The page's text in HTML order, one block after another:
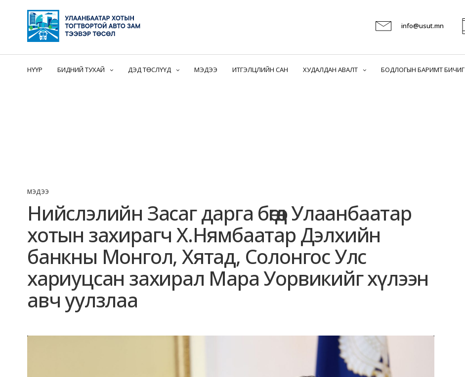
info@usut.mn
НҮҮР БИДНИЙ ТУХАЙ ДЭД ТӨСЛҮҮД МЭДЭЭ ИТГЭЛЦЛИЙН САН ХУДАЛДАН АВАЛТ БОДЛОГЫН БАРИМТ БИЧИГ
МЭДЭЭ
Нийслэлийн Засаг дарга бөгөөд Улаанбаатар
хотын захирагч Х.Нямбаатар Дэлхийн
банкны Монгол, Хятад, Солонгос Улс
хариуцсан захирал Мара Уорвикийг хүлээн
авч уулзлаа